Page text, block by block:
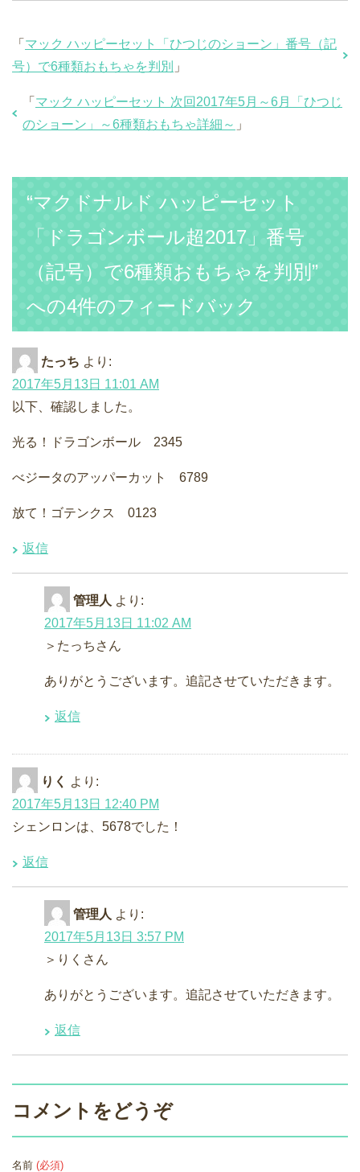
「 マック ハッピーセット「ひつじのショーン」番号（記
号）で6種類おもちゃを判別 」
「 マック ハッピーセット 次回2017年5月～6月「ひつじ
のショーン」～6種類おもちゃ詳細～ 」
“マクドナルド ハッピーセット
「ドラゴンボール超2017」番号
（記号）で6種類おもちゃを判別”
への4件のフィードバック
たっち より:
2017年5月13日 11:01 AM
以下、確認しました。
光る！ドラゴンボール 2345
べジータのアッパーカット 6789
放て！ゴテンクス 0123
返信
管理人 より:
2017年5月13日 11:02 AM
＞たっちさん
ありがとうございます。追記させていただきます。
返信
りく
より:
2017年5月13日 12:40 PM
シェンロンは、5678でした！
返信
管理人 より:
2017年5月13日 3:57 PM
＞りくさん
ありがとうございます。追記させていただきます。
返信
コメントをどうぞ
名前 (必須)